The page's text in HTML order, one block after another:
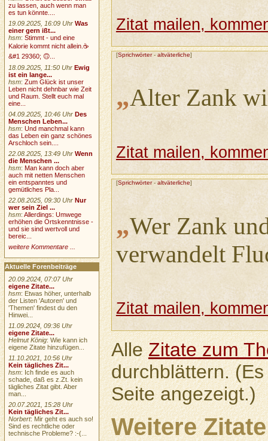
Zitat mailen,
[Sprichwörter- altväterliche]
„Alter Zank
Zitat mailen,
[Sprichwörter- altväterliche]
„Wer Zank
verwandelt
Zitat mailen,
AlleZitate zum
durchblättern.
Seite angezeigt.)
Weitere Zitate
zu lassen, auch wenn man
es tun könnte....
19.09.2025, 16:09 Uhr Was
einer gern ißt...
hsm:Stimmt - und eine
Kalorie kommt nicht allein.☕
&#1 29360; 🙃...
18.09.2025, 11:50 Uhr Ewig
ist ein lange...
hsm:Zum Glück ist unser
Leben nicht dehnbar wie Zeit
und Raum. Stellt euch mal
eine...
04.09.2025, 10:46 Uhr Des
Menschen Leben...
hsm:Und manchmal kann
das Leben ein ganz schönes
Arschloch sein....
22.08.2025, 13:49 Uhr Wenn
die Menschen ...
hsm:Man kann doch aber
auch mit netten Menschen
ein entspanntes und
gemütliches Pla...
22.08.2025, 09:30 Uhr Nur
wer sein Ziel ...
hsm:Allerdings: Umwege
erhöhen die Ortskenntnisse -
und sie sind wertvoll und
bereic...
weitere Kommentare ...
Aktuelle Forenbeiträge
20.09.2024, 07:07 Uhr
eigene Zitate...
hsm: Etwas höher, unterhalb
der Listen 'Autoren' und
'Themen' findest du den
Hinwei...
11.09.2024, 09:36 Uhr
eigene Zitate...
Helmut König: Wie kann ich
eigene Zitate hinzufügen...
11.10.2021, 10:56 Uhr
Kein tägliches Zit...
hsm: Ich finde es auch
schade, daß es z.Zt. kein
tägliches Zitat gibt. Aber
man...
20.07.2021, 15:28 Uhr
Kein tägliches Zit...
Norbert: Mir geht es auch so!
Sind es rechtliche oder
technische Probleme? :-(...